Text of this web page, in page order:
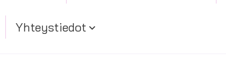
Yhteystiedot